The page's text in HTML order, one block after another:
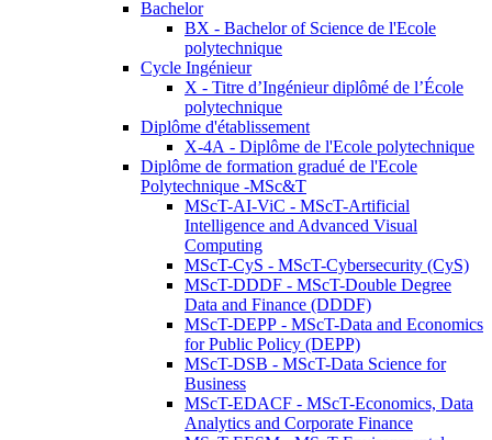
Bachelor
BX - Bachelor of Science de l'Ecole
polytechnique
Cycle Ingénieur
X - Titre d’Ingénieur diplômé de l’École
polytechnique
Diplôme d'établissement
X-4A - Diplôme de l'Ecole polytechnique
Diplôme de formation gradué de l'Ecole
Polytechnique -MSc&T
MScT-AI-ViC - MScT-Artificial
Intelligence and Advanced Visual
Computing
MScT-CyS - MScT-Cybersecurity (CyS)
MScT-DDDF - MScT-Double Degree
Data and Finance (DDDF)
MScT-DEPP - MScT-Data and Economics
for Public Policy (DEPP)
MScT-DSB - MScT-Data Science for
Business
MScT-EDACF - MScT-Economics, Data
Analytics and Corporate Finance